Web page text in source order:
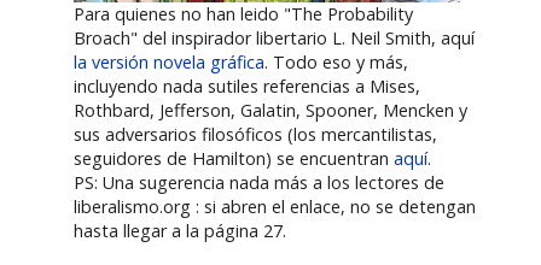
Para quienes no han leido "The Probability
Broach" del inspirador libertario L. Neil Smith, aquí
la versión novela gráfica. Todo eso y más,
incluyendo nada sutiles referencias a Mises,
Rothbard, Jefferson, Galatin, Spooner, Mencken y
sus adversarios filosóficos (los mercantilistas,
seguidores de Hamilton) se encuentranaquí.
PS: Una sugerencia nada más a los lectores de
liberalismo.org : si abren el enlace, no se detengan
hasta llegar a la página 27.